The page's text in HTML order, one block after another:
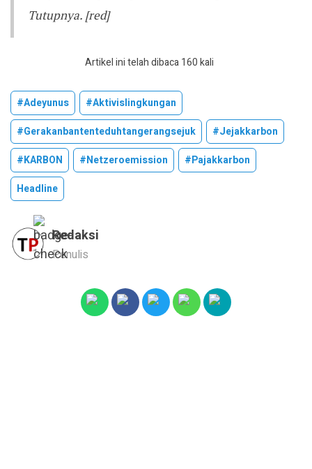
Tutupnya. [red]
Artikel ini telah dibaca 160 kali
#adeyunus
#aktivislingkungan
#gerakanbantenteduhtangerangsejuk
#jejakkarbon
#KARBON
#netzeroemission
#pajakkarbon
Headline
Redaksi
Penulis